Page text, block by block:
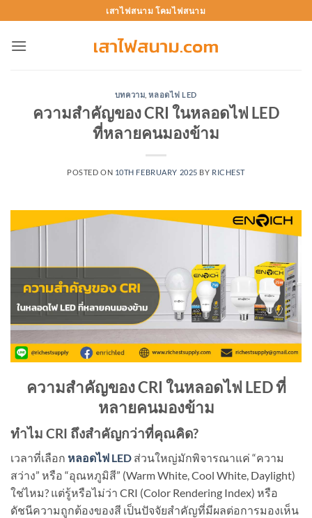
to
content
เสาไฟสนาม โคมไฟสนาม
บทความ ,หลอดไฟ LED
ความสำคัญของ CRI ในหลอดไฟ LED
ที่หลายคนมองข้าม
POSTED ON 10TH FEBRUARY 2025 BY RICHEST
ความสำคัญของ CRI ในหลอดไฟ LED ที่
หลายคนมองข้าม
ทำไม CRI ถึงสำคัญกว่าที่คุณคิด?
เวลาที่เลือก หลอดไฟ LED ส่วนใหญ่มักพิจารณาแค่ “ความ
สว่าง” หรือ “อุณหภูมิสี” (Warm White, Cool White, Daylight)
ใช่ไหม? แต่รู้หรือไม่ว่า CRI (Color Rendering Index) หรือ
ดัชนีความถูกต้องของสี เป็นปัจจัยสำคัญที่มีผลต่อการมองเห็น